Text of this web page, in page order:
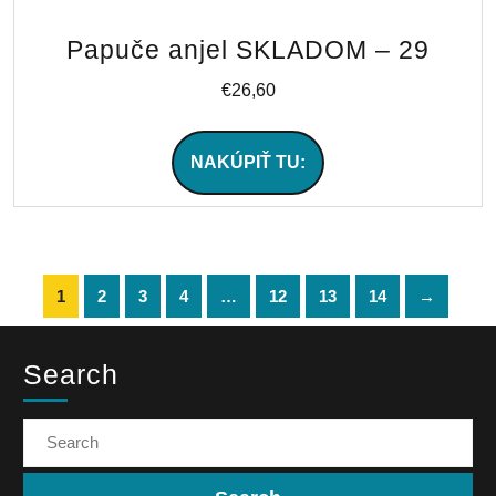
Papuče anjel SKLADOM – 29
€26,60
NAKÚPIŤ TU:
1 2 3 4 … 12 13 14 →
Search